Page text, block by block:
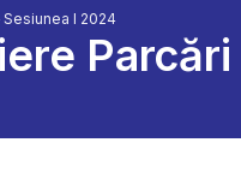
Sesiunea I 2024